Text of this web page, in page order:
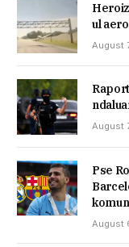
ul
August
August
Pse
August